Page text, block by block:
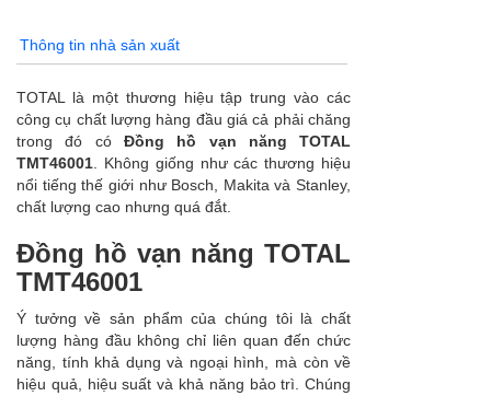
Thông tin nhà sản xuất
TOTAL là một thương hiệu tập trung vào các
công cụ chất lượng hàng đầu giá cả phải chăng
trong đó có Đồng hồ vạn năng TOTAL
TMT46001 . Không giống như các thương hiệu
nổi tiếng thế giới như Bosch, Makita và Stanley,
chất lượng cao nhưng quá đắt.
Đồng hồ vạn năng TOTAL
TMT46001
Ý tưởng về sản phẩm của chúng tôi là chất
lượng hàng đầu không chỉ liên quan đến chức
năng, tính khả dụng và ngoại hình, mà còn về
hiệu quả, hiệu suất và khả năng bảo trì. Chúng